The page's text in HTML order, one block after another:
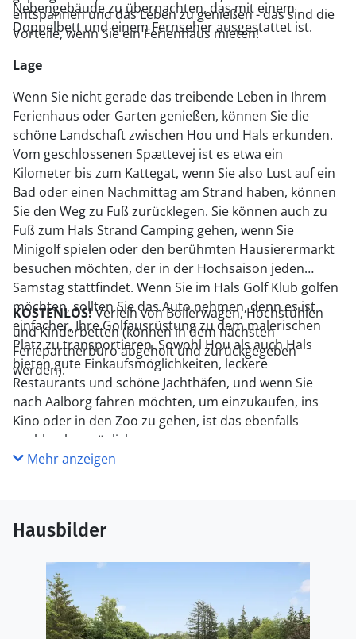
Nebengebäude zu übernachten, das mit einem
Doppelbett und einem Fernseher ausgestattet ist.
entspannen und das Leben zu genießen - das sind die
Vorteile, wenn Sie ein Ferienhaus mieten!
Lage
Wenn Sie nicht gerade das treibende Leben in Ihrem
Ferienhaus oder Garten genießen, können Sie die
schöne Landschaft zwischen Hou und Hals erkunden.
Vom geschlossenen Spættevej ist es etwa ein
Kilometer bis zum Kattegat, wenn Sie also Lust auf ein
Bad oder einen Nachmittag am Strand haben, können
Sie den Weg zu Fuß zurücklegen. Sie können auch zu
Fuß zum Hals Strand Camping gehen, wenn Sie
Minigolf spielen oder den berühmten Hausierermarkt
besuchen möchten, der in der Hochsaison jeden
Samstag stattfindet. Wenn Sie im Hals Golf Klub golfen
möchten, sollten Sie das Auto nehmen, denn es ist
einfacher, Ihre Golfausrüstung zu dem malerischen
Platz zu transportieren. Sowohl Hou als auch Hals
bieten gute Einkaufsmöglichkeiten, leckere
Restaurants und schöne Jachthäfen, und wenn Sie
nach Aalborg fahren möchten, um einzukaufen, ins
Kino oder in den Zoo zu gehen, ist das ebenfalls
problemlos möglich.
KOSTENLOS!Verleih von Bollerwagen, Hochstühlen
und Kinderbetten (können in dem nächsten
Feriepartnerbüro abgeholt und zurückgegeben
werden).
Mehr anzeigen
Hausbilder